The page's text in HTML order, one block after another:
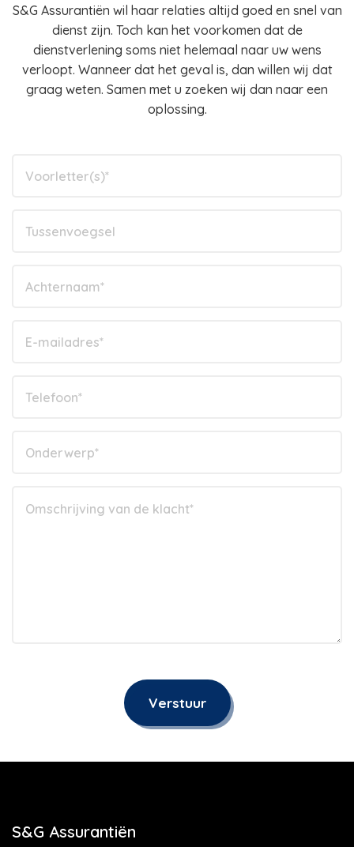
S&G Assurantiën wil haar relaties altijd goed en snel van
dienst zijn. Toch kan het voorkomen dat de
dienstverlening soms niet helemaal naar uw wens
verloopt. Wanneer dat het geval is, dan willen wij dat
graag weten. Samen met u zoeken wij dan naar een
oplossing.
Verstuur
S&G Assurantiën